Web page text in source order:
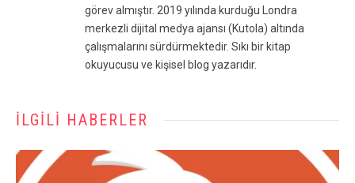
görev almıştır. 2019 yılında kurduğu Londra
merkezli dijital medya ajansı (Kutola) altında
çalışmalarını sürdürmektedir. Sıkı bir kitap
okuyucusu ve kişisel blog yazarıdır.
İLGILI HABERLER